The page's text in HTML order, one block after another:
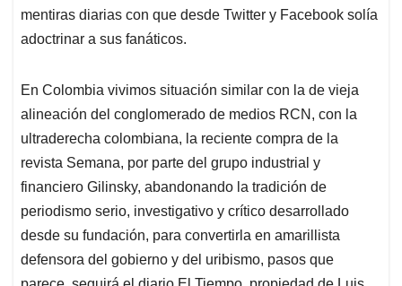
mentiras diarias con que desde Twitter y Facebook solía
adoctrinar a sus fanáticos.
En Colombia vivimos situación similar con la de vieja
alineación del conglomerado de medios RCN, con la
ultraderecha colombiana, la reciente compra de la
revista Semana, por parte del grupo industrial y
financiero Gilinsky, abandonando la tradición de
periodismo serio, investigativo y crítico desarrollado
desde su fundación, para convertirla en amarillista
defensora del gobierno y del uribismo, pasos que